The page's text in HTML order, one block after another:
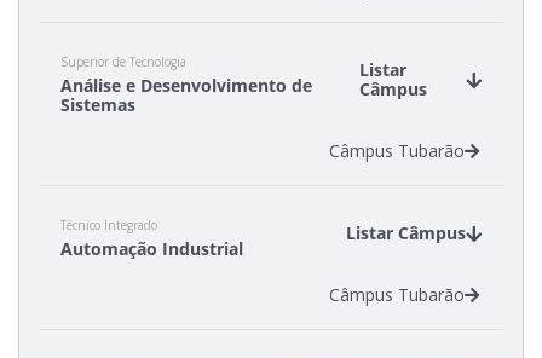
Transferências e Retornos
Estatísticas dos Processos Seletivos
Superior de Tecnologia
Análise e Desenvolvimento de
Sistemas
Listar
Câmpus
Câmpus Tubarão
Técnico Integrado
Automação Industrial
Listar Câmpus
Câmpus Tubarão